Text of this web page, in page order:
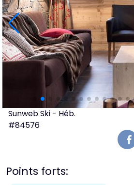
Sunweb Ski - Héb.
#84576
Points forts: